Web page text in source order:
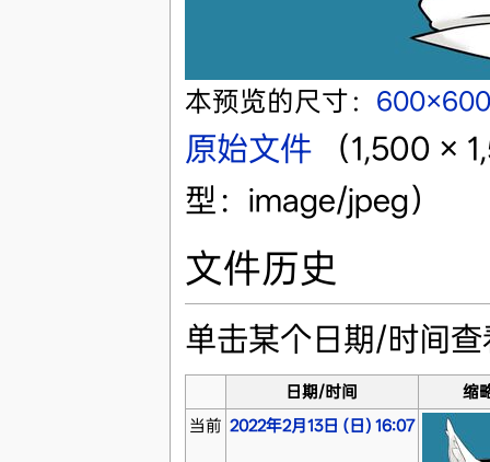
本预览的尺寸：
原始文件‎
（1,500 ×
型：image/jpeg）
文件历史
单击某个日期/时间
日期/时间
缩
当前 2022年2月13日 (日) 16:07